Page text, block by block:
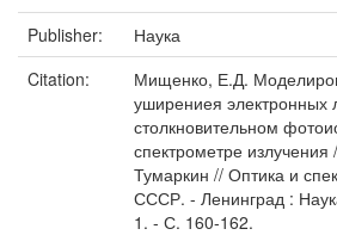
Publisher:
Наука
Citation:
Мищенко, Е.Д.
уширениея электронных
столкновительном
спектрометре
Тумаркин // Оптика и
СССР. - Ленинград :
1. - С. 160-162.